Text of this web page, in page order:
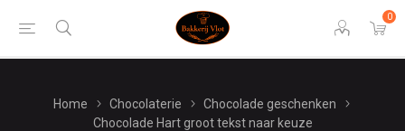
0
Home Chocolaterie
Chocolade geschenken
Chocolade Hart groot tekst naar keuze